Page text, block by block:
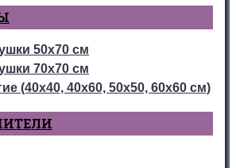
50х70 см
70х70 см
(40х40, 40х60, 50х50, 60х60 см)